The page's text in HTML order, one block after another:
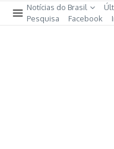
Notícias do Brasil
Pesquisa
Facebook